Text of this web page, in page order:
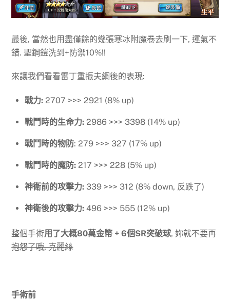
最後, 當然也用盡僅餘的幾張寒冰附魔卷去刷一下, 運氣不
錯. 聖鋼鎧洗到+防禦10%!!
來讓我們看看雷丁重振夫綱後的表現:
戰力: 2707 >>> 2921 (8% up)
戰鬥時的生命力: 2986 >>> 3398 (14% up)
戰鬥時的物防: 279 >>> 327 (17% up)
戰鬥時的魔防: 217 >>> 228 (5% up)
神衛前的攻擊力: 339 >>> 312 (8% down, 反跌了)
神衛後的攻擊力: 496 >>> 555 (12% up)
整個手術用了大概80萬金幣 + 6個SR突破球,妳就不要再
抱怨了哦, 克麗絲
手術前